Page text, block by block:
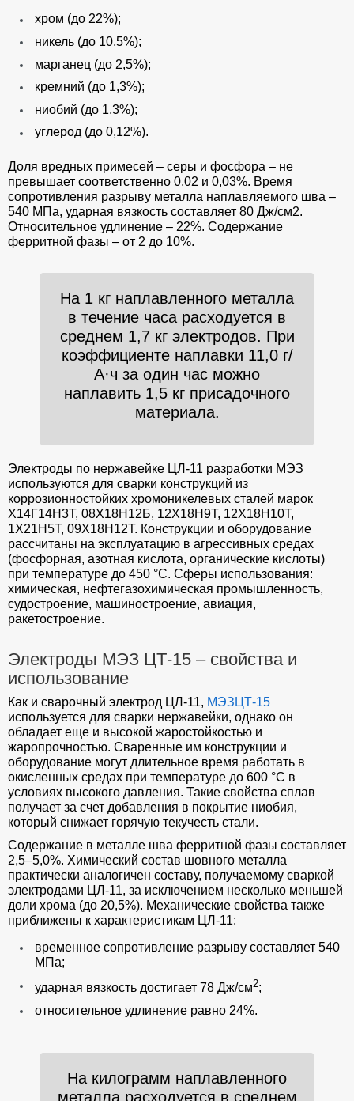
хром (до 22%);
никель (до 10,5%);
марганец (до 2,5%);
кремний (до 1,3%);
ниобий (до 1,3%);
углерод (до 0,12%).
Доля вредных примесей – серы и фосфора – не
превышает соответственно 0,02 и 0,03%. Время
сопротивления разрыву металла наплавляемого шва –
540 МПа, ударная вязкость составляет 80 Дж/см2.
Относительное удлинение – 22%. Содержание
ферритной фазы – от 2 до 10%.
На 1 кг наплавленного металла
в течение часа расходуется в
среднем 1,7 кг электродов. При
коэффициенте наплавки 11,0 г/
А·ч за один час можно
наплавить 1,5 кг присадочного
материала.
Электроды по нержавейке ЦЛ-11 разработки МЭЗ
используются для сварки конструкций из
коррозионностойких хромоникелевых сталей марок
Х14Г14Н3Т, 08Х18Н12Б, 12Х18Н9Т, 12Х18Н10Т,
1Х21Н5Т, 09Х18Н12Т. Конструкции и оборудование
рассчитаны на эксплуатацию в агрессивных средах
(фосфорная, азотная кислота, органические кислоты)
при температуре до 450 °C. Сферы использования:
химическая, нефтегазохимическая промышленность,
судостроение, машиностроение, авиация,
ракетостроение.
Электроды МЭЗ ЦТ-15 – свойства и
использование
Как и сварочный электрод ЦЛ-11, МЭЗЦТ-15
используется для сварки нержавейки, однако он
обладает еще и высокой жаростойкостью и
жаропрочностью. Сваренные им конструкции и
оборудование могут длительное время работать в
окисленных средах при температуре до 600 °C в
условиях высокого давления. Такие свойства сплав
получает за счет добавления в покрытие ниобия,
который снижает горячую текучесть стали.
Содержание в металле шва ферритной фазы составляет
2,5–5,0%. Химический состав шовного металла
практически аналогичен составу, получаемому сваркой
электродами ЦЛ-11, за исключением несколько меньшей
доли хрома (до 20,5%). Механические свойства также
приближены к характеристикам ЦЛ-11:
временное сопротивление разрыву составляет 540
МПа;
ударная вязкость достигает 78 Дж/см2;
относительное удлинение равно 24%.
На килограмм наплавленного
металла расходуется в среднем